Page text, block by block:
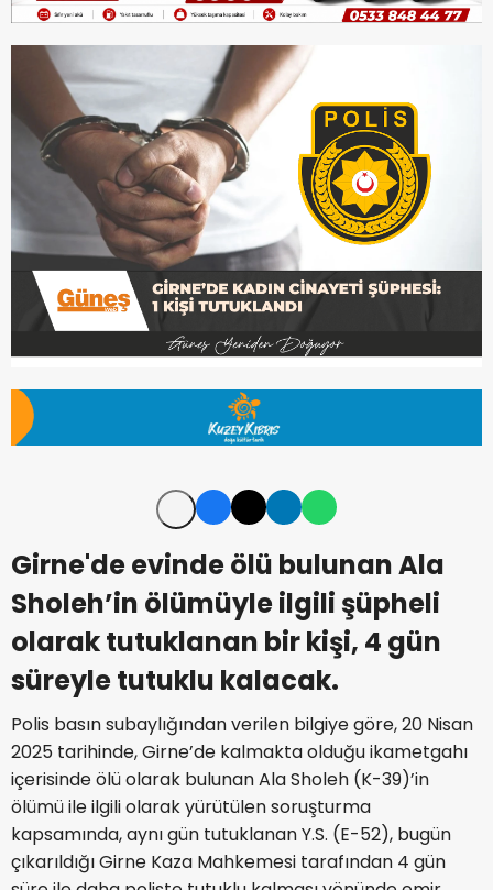
Girne'de evinde ölü bulunan Ala
Sholeh’in ölümüyle ilgili şüpheli
olarak tutuklanan bir kişi, 4 gün
süreyle tutuklu kalacak.
Polis basın subaylığından verilen bilgiye göre, 20 Nisan
2025 tarihinde, Girne’de kalmakta olduğu ikametgahı
içerisinde ölü olarak bulunan Ala Sholeh (K-39)’in
ölümü ile ilgili olarak yürütülen soruşturma
kapsamında, aynı gün tutuklanan Y.S. (E-52), bugün
çıkarıldığı Girne Kaza Mahkemesi tarafından 4 gün